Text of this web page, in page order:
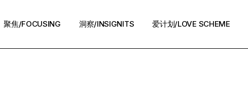
聚焦/FOCUSING 洞察/INSIGNITS 爱计划/LOVE SCHEME